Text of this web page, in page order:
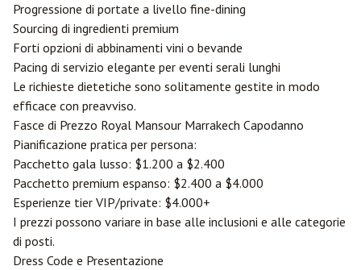
Progressione di portate a livello fine-dining
Sourcing di ingredienti premium
Forti opzioni di abbinamenti vini o bevande
Pacing di servizio elegante per eventi serali lunghi
Le richieste dietetiche sono solitamente gestite in modo
efficace con preavviso.
Fasce di Prezzo Royal Mansour Marrakech Capodanno
Pianificazione pratica per persona:
Pacchetto gala lusso: $1.200 a $2.400
Pacchetto premium espanso: $2.400 a $4.000
Esperienze tier VIP/private: $4.000+
I prezzi possono variare in base alle inclusioni e alle categorie
di posti.
Dress Code e Presentazione